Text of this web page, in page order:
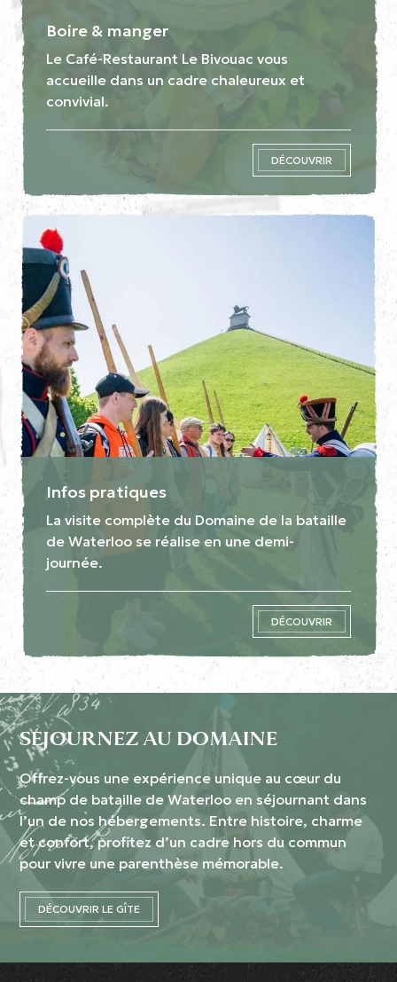
Boire & manger
Le Café-Restaurant Le Bivouac vous
accueille dans un cadre chaleureux et
convivial.
DÉCOUVRIR
Infos pratiques
La visite complète du Domaine de la bataille
de Waterloo se réalise en une demi-
journée.
DÉCOUVRIR
SÉJOURNEZ AU DOMAINE
Offrez-vous une expérience unique au cœur du
champ de bataille de Waterloo en séjournant dans
l’un de nos hébergements. Entre histoire, charme
et confort, profitez d’un cadre hors du commun
pour vivre une parenthèse mémorable.
DÉCOUVRIR LE GÎTE